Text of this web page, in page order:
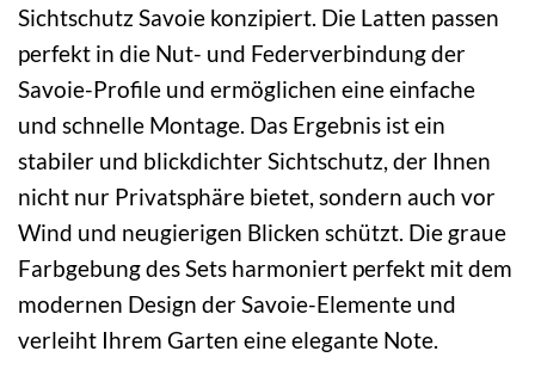
Sichtschutz Savoie konzipiert. Die Latten passen
perfekt in die Nut- und Federverbindung der
Savoie-Profile und ermöglichen eine einfache
und schnelle Montage. Das Ergebnis ist ein
stabiler und blickdichter Sichtschutz, der Ihnen
nicht nur Privatsphäre bietet, sondern auch vor
Wind und neugierigen Blicken schützt. Die graue
Farbgebung des Sets harmoniert perfekt mit dem
modernen Design der Savoie-Elemente und
verleiht Ihrem Garten eine elegante Note.